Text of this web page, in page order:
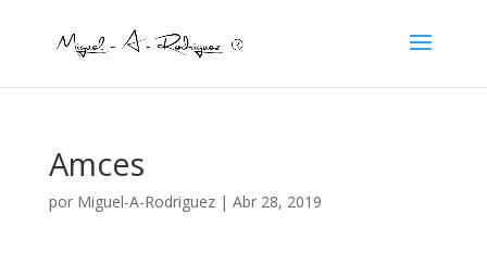
Amces
por Miguel-A-Rodriguez| Abr 28, 2019